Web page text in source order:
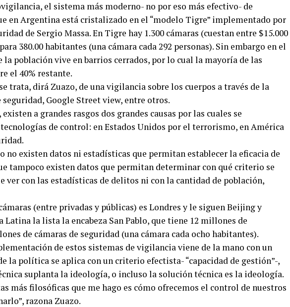
el sistema más moderno- no por eso más efectivo- de
en Argentina está cristalizado en el “modelo Tigre” implementado por
de Sergio Massa. En Tigre hay 1.300 cámaras (cuestan entre $15.000
380.00 habitantes (una cámara cada 292 personas). Sin embargo en el
la población vive en barrios cerrados, por lo cual la mayoría de las
el 40% restante.
trata, dirá Zuazo, de una vigilancia sobre los cuerpos a través de la
seguridad, Google Street view, entre otros.
a grandes rasgos dos grandes causas por las cuales se
de control: en Estados Unidos por el terrorismo, en América
no existen datos ni estadísticas que permitan establecer la eficacia de
tampoco existen datos que permitan determinar con qué criterio se
ver con las estadísticas de delitos ni con la cantidad de población,
(entre privadas y públicas) es Londres y le siguen Beijing y
Latina la lista la encabeza San Pablo, que tiene 12 millones de
de cámaras de seguridad (una cámara cada ocho habitantes).
de estos sistemas de vigilancia viene de la mano con un
la política se aplica con un criterio efectista- “capacidad de gestión”-,
suplanta la ideología, o incluso la solución técnica es la ideología.
más filosóficas que me hago es cómo ofrecemos el control de nuestros
razona Zuazo.